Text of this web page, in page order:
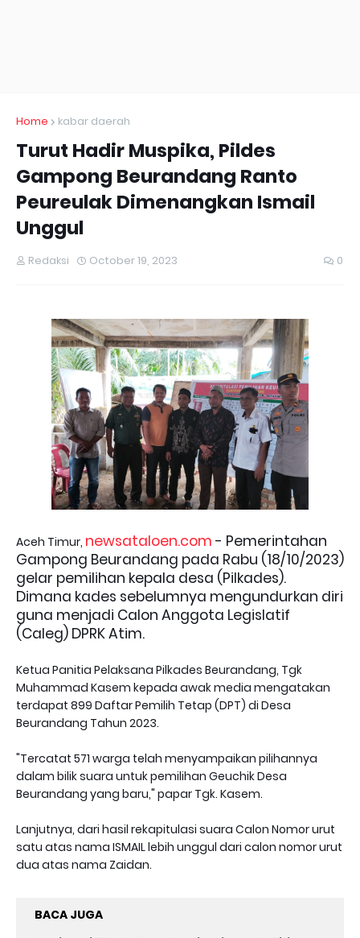
Home kabar daerah
Turut Hadir Muspika, Pildes
Gampong Beurandang Ranto
Peureulak Dimenangkan Ismail
Unggul
Redaksi October 19, 2023 0
Aceh Timur, newsataloen.com - Pemerintahan
Gampong Beurandang pada Rabu (18/10/2023)
gelar pemilihan kepala desa (Pilkades).
Dimana kades sebelumnya mengundurkan diri
guna menjadi Calon Anggota Legislatif
(Caleg) DPRK Atim.
Ketua Panitia Pelaksana Pilkades Beurandang, Tgk
Muhammad Kasem kepada awak media mengatakan
terdapat 899 Daftar Pemilih Tetap (DPT) di Desa
Beurandang Tahun 2023.
"Tercatat 571 warga telah menyampaikan pilihannya
dalam bilik suara untuk pemilihan Geuchik Desa
Beurandang yang baru," papar Tgk. Kasem.
Lanjutnya, dari hasil rekapitulasi suara Calon Nomor urut
satu atas nama ISMAIL lebih unggul dari calon nomor urut
dua atas nama Zaidan.
BACA JUGA